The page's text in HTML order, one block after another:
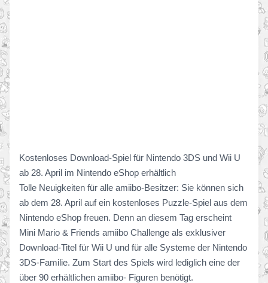
Kostenloses Download-Spiel für Nintendo 3DS und Wii U
ab 28. April im Nintendo eShop erhältlich
Tolle Neuigkeiten für alle amiibo-Besitzer: Sie können sich
ab dem 28. April auf ein kostenloses Puzzle-Spiel aus dem
Nintendo eShop freuen. Denn an diesem Tag erscheint
Mini Mario & Friends amiibo Challenge als exklusiver
Download-Titel für Wii U und für alle Systeme der Nintendo
3DS-Familie. Zum Start des Spiels wird lediglich eine der
über 90 erhältlichen amiibo- Figuren benötigt.